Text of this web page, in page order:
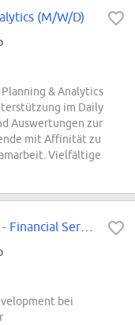
(M/W/D)
& Analytics
im Daily
Auswertungen zur
mit Affinität zu
Vielfältige
bei